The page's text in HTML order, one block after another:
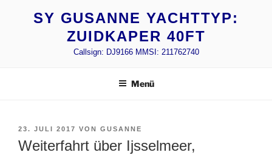
SY GUSANNE YACHTTYP:
ZUIDKAPER 40FT
Callsign: DJ9166 MMSI: 211762740
Menü
VERÖFFENTLICHT
AM
23. JULI 2017 VON GUSANNE
Weiterfahrt über Ijsselmeer,